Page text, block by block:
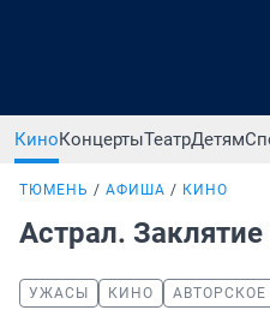
КиноКонцертыТеатрДетям
ТЮМЕНЬ АФИША КИНО
Астрал.
УЖАСЫ КИНО